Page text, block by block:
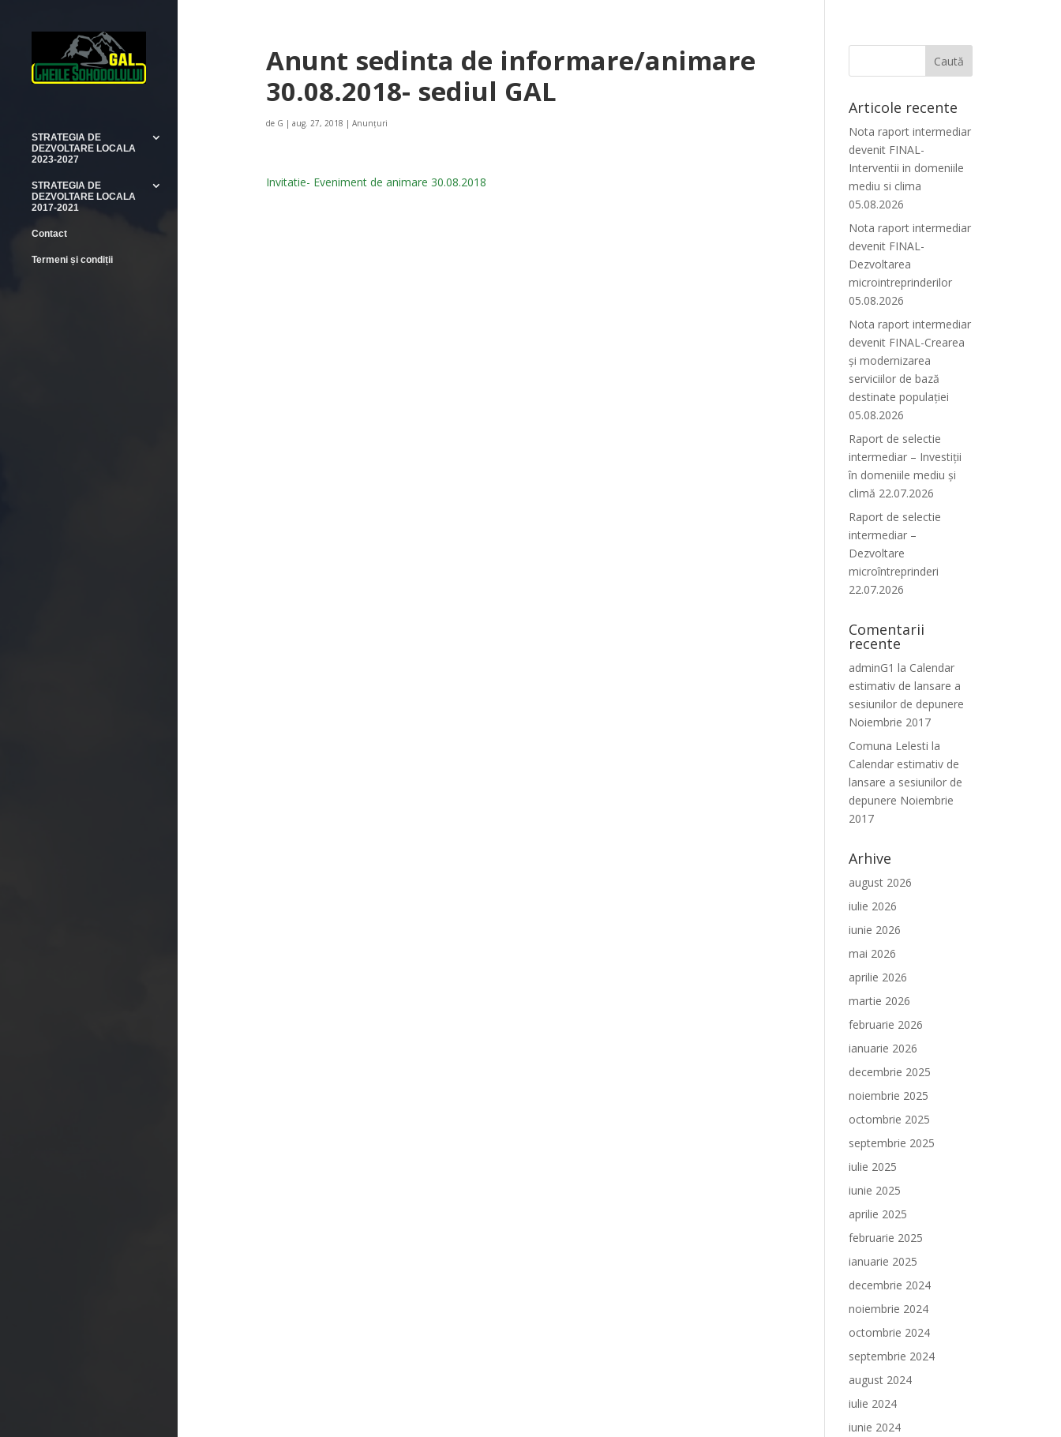
STRATEGIA DE
DEZVOLTARE LOCALA
2023-2027
STRATEGIA DE
DEZVOLTARE LOCALA
2017-2021
Contact
Termeni și condiții
Anunt sedinta de informare/animare
30.08.2018- sediul GAL
de G | aug. 27, 2018 | Anunțuri
Invitatie- Eveniment de animare 30.08.2018
Articole recente
Nota raport intermediar
devenit FINAL-
Interventii in domeniile
mediu si clima
05.08.2026
Nota raport intermediar
devenit FINAL-
Dezvoltarea
microintreprinderilor
05.08.2026
Nota raport intermediar
devenit FINAL-Crearea
și modernizarea
serviciilor de bază
destinate populației
05.08.2026
Raport de selectie
intermediar – Investiții
în domeniile mediu și
climă 22.07.2026
Raport de selectie
intermediar –
Dezvoltare
microîntreprinderi
22.07.2026
Comentarii
recente
adminG1 la Calendar
estimativ de lansare a
sesiunilor de depunere
Noiembrie 2017
Comuna Lelesti la
Calendar estimativ de
lansare a sesiunilor de
depunere Noiembrie
2017
Arhive
august 2026
iulie 2026
iunie 2026
mai 2026
aprilie 2026
martie 2026
februarie 2026
ianuarie 2026
decembrie 2025
noiembrie 2025
octombrie 2025
septembrie 2025
iulie 2025
iunie 2025
aprilie 2025
februarie 2025
ianuarie 2025
decembrie 2024
noiembrie 2024
octombrie 2024
septembrie 2024
august 2024
iulie 2024
iunie 2024